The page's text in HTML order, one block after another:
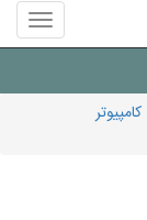
منوی
سایت
تعمیر